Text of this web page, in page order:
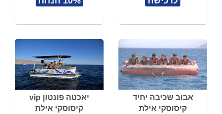
אבוב שכיבה יחיד
קיסוסקי אילת
יאכטה פונטון vip
קיסוסקי אילת